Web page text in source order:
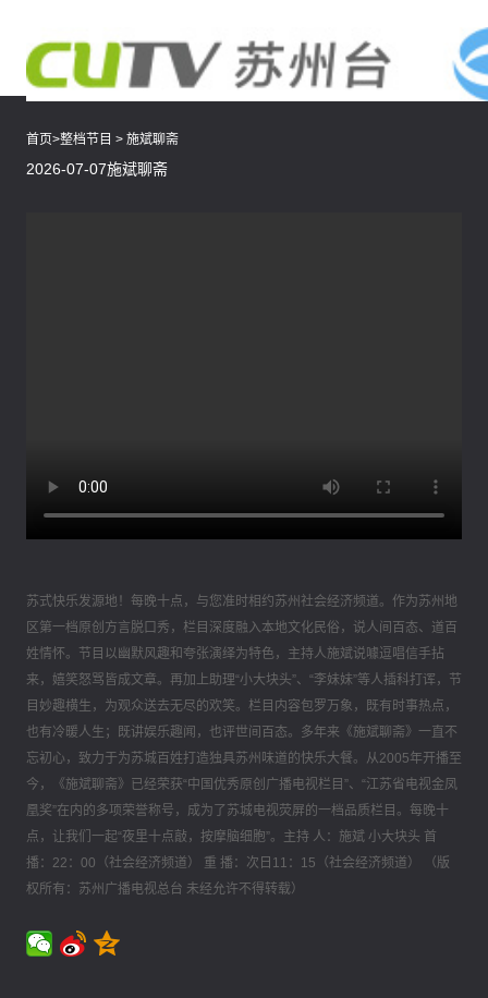
首页>整档节目 > 施斌聊斋
2026-07-07施斌聊斋
苏式快乐发源地！每晚十点，与您准时相约苏州社会经济频道。作为苏州地
区第一档原创方言脱口秀，栏目深度融入本地文化民俗，说人间百态、道百
姓情怀。节目以幽默风趣和夸张演绎为特色，主持人施斌说噱逗唱信手拈
来，嬉笑怒骂皆成文章。再加上助理“小大块头”、“李妹妹”等人插科打诨，节
目妙趣横生，为观众送去无尽的欢笑。栏目内容包罗万象，既有时事热点，
也有冷暖人生；既讲娱乐趣闻，也评世间百态。多年来《施斌聊斋》一直不
忘初心，致力于为苏城百姓打造独具苏州味道的快乐大餐。从2005年开播至
今，《施斌聊斋》已经荣获“中国优秀原创广播电视栏目”、“江苏省电视金凤
凰奖”在内的多项荣誉称号，成为了苏城电视荧屏的一档品质栏目。每晚十
点，让我们一起“夜里十点敲，按摩脑细胞”。主持 人：施斌 小大块头 首
播：22：00（社会经济频道） 重 播：次日11：15（社会经济频道） （版
权所有：苏州广播电视总台 未经允许不得转载）